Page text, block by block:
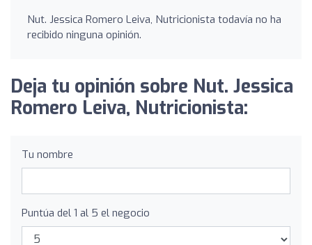
Nut. Jessica Romero Leiva, Nutricionista todavía no ha
recibido ninguna opinión.
Deja tu opinión sobre Nut. Jessica
Romero Leiva, Nutricionista:
Tu nombre
Puntúa del 1 al 5 el negocio